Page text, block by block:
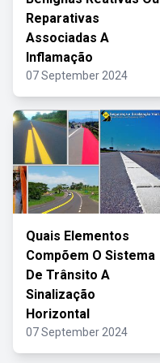
Reparativas
Associadas A
Inflamação
07 September 2024
Quais Elementos
Compõem O Sistema
De Trânsito A
Sinalização
Horizontal
07 September 2024